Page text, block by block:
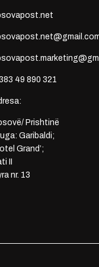
49 890 321
Prishtinë
Garibaldi;
Grand’;
II
nr. 13